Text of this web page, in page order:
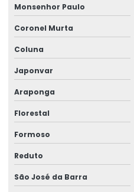
Monsenhor Paulo
Coronel Murta
Coluna
Japonvar
Araponga
Florestal
Formoso
Reduto
São José da Barra